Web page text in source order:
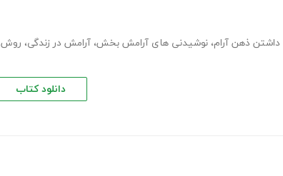
داشتن ذهن آرام، نوشیدنی های آرامش بخش، آرامش در زندگی، روش
دانلود کتاب